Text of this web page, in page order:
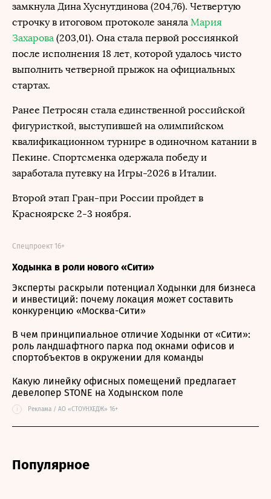
замкнула Дина Хуснутдинова (204,76). Четвертую
строчку в итоговом протоколе заняла Мария
Захарова (203,01). Она стала первой россиянкой
после исполнения 18 лет, которой удалось чисто
выполнить четверной прыжок на официальных
стартах.
Ранее Петросян стала единственной российской
фигуристкой, выступившей на олимпийском
квалификационном турнире в одиночном катании в
Пекине. Спортсменка одержала победу и
заработала путевку на Игры-2026 в Италии.
Второй этап Гран-при России пройдет в
Красноярске 2-3 ноября.
Ходынка в роли нового «Сити»
Спецпроект 16+
Эксперты раскрыли потенциал Ходынки для бизнеса
и инвестиций: почему локация может составить
конкуренцию «Москва-Сити»
В чем принципиальное отличие Ходынки от «Сити»:
роль ландшафтного парка под окнами офисов и
спортобъектов в окружении для команды
Какую линейку офисных помещений предлагает
девелопер STONE на Ходынском поле
i Реклама / АО «СТОУНХЕДЖ» 16+
Популярное